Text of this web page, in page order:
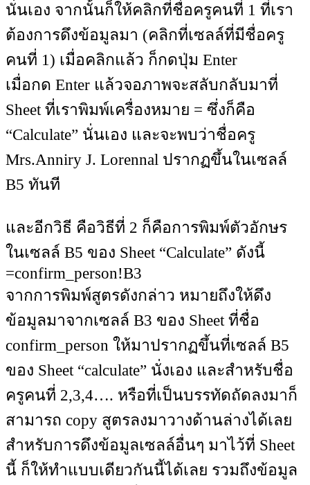
นั่นเอง จากนั้นก็ให้คลิกที่ชื่อครูคนที่ 1 ที่เรา
ต้องการดึงข้อมูลมา (คลิกที่เซลล์ที่มีชื่อครู
คนที่ 1) เมื่อคลิกแล้ว ก็กดปุ่ม Enter
เมื่อกด Enter แล้วจอภาพจะสลับกลับมาที่
Sheet ที่เราพิมพ์เครื่องหมาย = ซึ่งก็คือ
“Calculate” นั่นเอง และจะพบว่าชื่อครู
Mrs.Anniry J. Lorennal ปรากฏขึ้นในเซลล์
B5 ทันที
และอีกวิธี คือวิธีที่ 2 ก็คือการพิมพ์ตัวอักษร
ในเซลล์ B5 ของ Sheet “Calculate” ดังนี้
=confirm_person!B3
จากการพิมพ์สูตรดังกล่าว หมายถึงให้ดึง
ข้อมูลมาจากเซลล์ B3 ของ Sheet ที่ชื่อ
confirm_person ให้มาปรากฏขึ้นที่เซลล์ B5
ของ Sheet “calculate” นั่งเอง และสำหรับชื่อ
ครูคนที่ 2,3,4…. หรือที่เป็นบรรทัดถัดลงมาก็
สามารถ copy สูตรลงมาวางด้านล่างได้เลย
สำหรับการดึงข้อมูลเซลล์อื่นๆ มาไว้ที่ Sheet
นี้ ก็ให้ทำแบบเดียวกันนี้ได้เลย รวมถึงข้อมูล